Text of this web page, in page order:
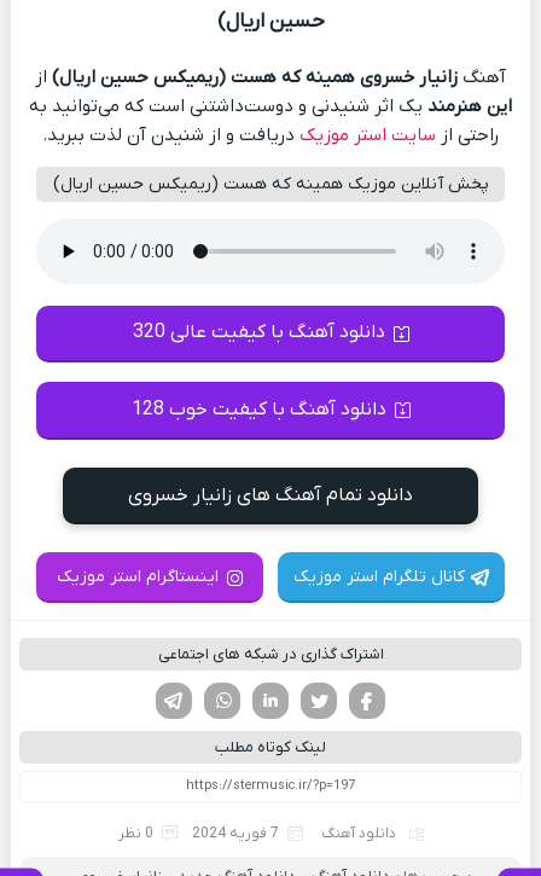
حسین اریال)
آهنگ زانیار خسروی همینه که هست (ریمیکس حسین اریال) از
این هنرمند یک اثر شنیدنی و دوست‌داشتنی است که می‌توانید به
راحتی از سایت استر موزیک دریافت و از شنیدن آن لذت ببرید.
پخش آنلاین موزیک همینه که هست (ریمیکس حسین اریال)
دانلود آهنگ با کیفیت عالی 320
دانلود آهنگ با کیفیت خوب 128
دانلود تمام آهنگ های زانیار خسروی
کانال تلگرام استر موزیک اینستاگرام استر موزیک
اشتراک گذاری در شبکه های اجتماعی
لینکدین تویتر
فیسوک
لینک کوتاه مطلب
دانلود آهنگ 7 فوریه 2024 0 نظر